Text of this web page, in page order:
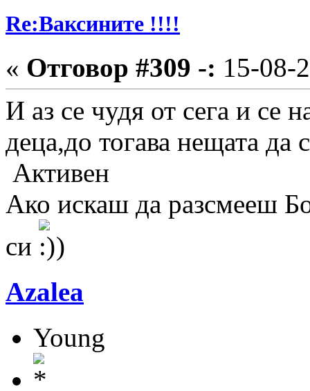
Re:Ваксините !!!!
« Отговор #309 -: 15-08-
И аз се чудя от сега и се
деца,до тогава нещата да
Активен
Ако искаш да разсмееш
си
)
Azalea
Young